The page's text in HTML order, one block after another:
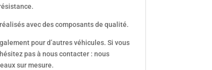
avec des composants de qualité.
pour d’autres véhicules. Si vous
pas à nous contacter : nous
sur mesure.